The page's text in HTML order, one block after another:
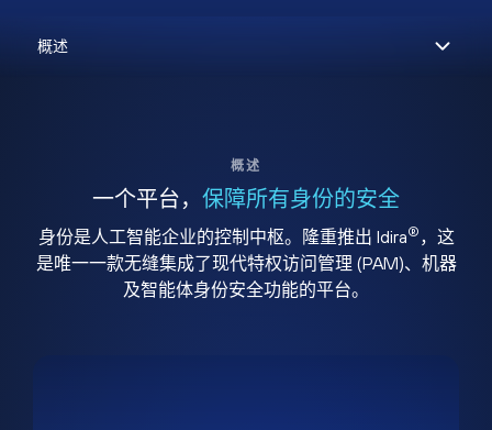
概述
一个平台， 保障所有身份的安全
身份是人工智能企业的控制中枢。隆重推出 Idira® ，这
是唯一一款无缝集成了现代特权访问管理 (PAM)、机器
及智能体身份安全功能的平台。